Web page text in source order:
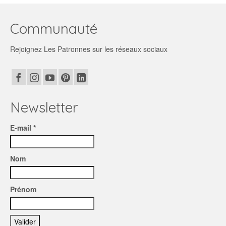
options
Communauté
Rejoignez Les Patronnes sur les réseaux sociaux
Newsletter
E-mail *
Nom
Prénom